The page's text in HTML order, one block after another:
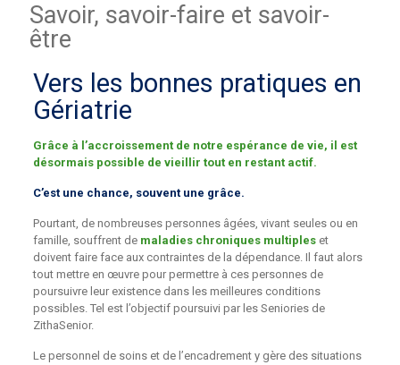
Savoir, savoir-faire et savoir-
être
Vers les bonnes pratiques en
Gériatrie
Grâce à l’accroissement de notre espérance de vie, il est
désormais possible de vieillir tout en restant actif.
C’est une chance, souvent une grâce.
Pourtant, de nombreuses personnes âgées, vivant seules ou en
famille, souffrent de maladies chroniques multiples et
doivent faire face aux contraintes de la dépendance. Il faut alors
tout mettre en œuvre pour permettre à ces personnes de
poursuivre leur existence dans les meilleures conditions
possibles. Tel est l’objectif poursuivi par les Seniories de
ZithaSenior.
Le personnel de soins et de l’encadrement y gère des situations